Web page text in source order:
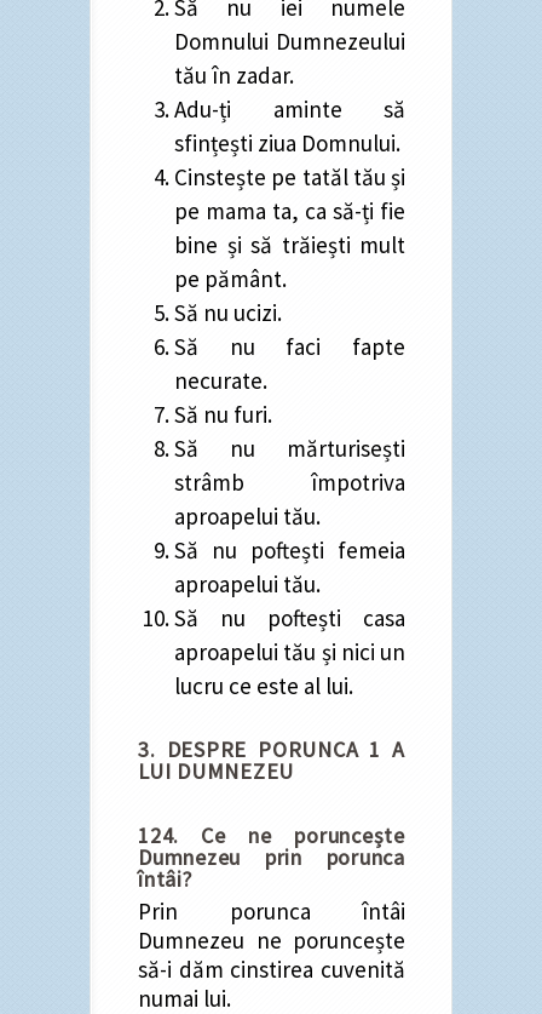
Să nu iei numele
Domnului Dumnezeului
tău în zadar.
Adu-ți aminte să
sfințești ziua Domnului.
Cinstește pe tatăl tău și
pe mama ta, ca să-ți fie
bine și să trăiești mult
pe pământ.
Să nu ucizi.
Să nu faci fapte
necurate.
Să nu furi.
Să nu mărturisești
strâmb împotriva
aproapelui tău.
Să nu poftești femeia
aproapelui tău.
Să nu poftești casa
aproapelui tău și nici un
lucru ce este al lui.
3. DESPRE PORUNCA 1 A
LUI DUMNEZEU
124. Ce ne poruncește
Dumnezeu prin porunca
întâi?
Prin porunca întâi
Dumnezeu ne poruncește
să-i dăm cinstirea cuvenită
numai lui.